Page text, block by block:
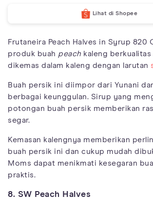
Lihat di Shopee
Frutaneira Peach Halves in Syrup 820
produk buah peach kaleng
dikemas dalam kaleng dengan larutan
Buah persik ini diimpor dari Yunani
berbagai keunggulan. Sirup yang
potongan buah persik memberikan
segar.
Kemasan kalengnya memberikan
buah persik ini dan cukup mudah
Moms dapat menikmati kesegaran
praktis.
8. SW Peach Halves